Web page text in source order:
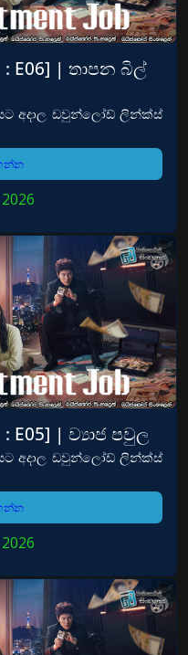
: E06] | තාපන බිල්
අදාල ඩවුන්ලෝඩ් ලින්ක්ස්
: E05] | ව්‍යාජ පවුල
අදාල ඩවුන්ලෝඩ් ලින්ක්ස්